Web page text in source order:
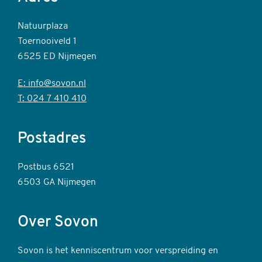
Natuurplaza
Toernooiveld 1
6525 ED Nijmegen
E: info@sovon.nl
T: 024 7 410 410
Postadres
Postbus 6521
6503 GA Nijmegen
Over Sovon
Sovon is het kenniscentrum voor verspreiding en